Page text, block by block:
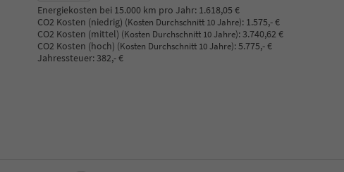
Energiekosten bei 15.000 km pro Jahr: 1.618,05 €
CO2 Kosten (niedrig) (Kosten Durchschnitt 10 Jahre): 1.575,- €
CO2 Kosten (mittel) (Kosten Durchschnitt 10 Jahre):3.740,62 €
CO2 Kosten (hoch) (Kosten Durchschnitt 10 Jahre):5.775,- €
Jahressteuer:382,- €